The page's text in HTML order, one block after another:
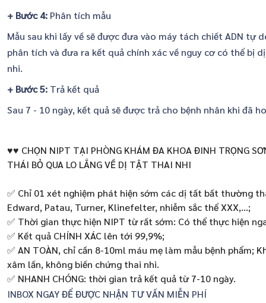
+ Bước 4: Phân tích mẫu
Mẫu sau khi lấy về sẽ được đưa vào máy tách chiết ADN tự
phân tích và đưa ra kết quả chính xác về nguy cơ có thể bị
nhi.
+ Bước 5: Trả kết quả
Sau 7 - 10 ngày, kết quả sẽ được trả cho bệnh nhân khi đã
♥️♥️ CHỌN NIPT TẠI PHÒNG KHÁM ĐA KHOA ĐINH TRỌNG
THÁI BỎ QUA LO LẮNG VỀ DỊ TẬT THAI NHI
✅ Chỉ 01 xét nghiệm phát hiện sớm các dị tất bất thường
Edward, Patau, Turner, Klinefelter, nhiễm sắc thể XXX,…;
✅ Thời gian thực hiện NIPT từ rất sớm: Có thể thực hiện
✅ Kết quả CHÍNH XÁC lên tới 99,9%;
✅ AN TOÀN, chỉ cần 8-10ml máu mẹ làm mẫu bệnh phẩm;
xâm lấn, không biến chứng thai nhi.
✅ NHANH CHÓNG: thời gian trả kết quả từ 7-10 ngày.
INBOX NGAY ĐỂ ĐƯỢC NHẬN TƯ VẤN MIỄN PHÍ